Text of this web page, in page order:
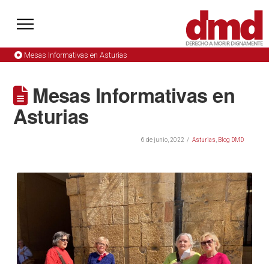
Mesas Informativas en Asturias
Mesas Informativas en
Asturias
6 de junio, 2022 Asturias Blog DMD